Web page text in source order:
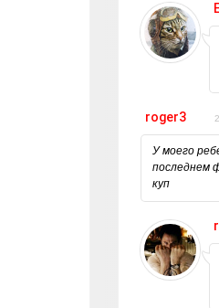
roger3
У моего
последнем
куп